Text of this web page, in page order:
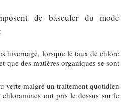
de basculer du mode
hivernage, lorsque le taux de chlore
que des matières organiques se sont
verte malgré un traitement quotidien
ont pris le dessus sur le